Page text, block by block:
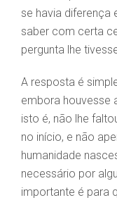
se havia diferença
saber com certa
pergunta lhe
A resposta é
embora houvesse
isto é, não lhe
no início, e não
humanidade
necessário por
importante é para